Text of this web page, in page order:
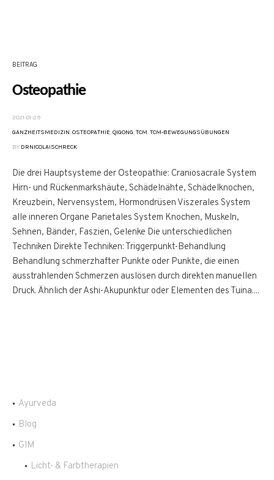
BEITRAG
Osteopathie
2021-01-29
GANZHEITSMEDIZIN,OSTEOPATHIE,QIGONG,TCM,TCM-BEWEGUNGSÜBUNGEN
BY DRNICOLAISCHRECK
Die drei Hauptsysteme der Osteopathie: Craniosacrale System
Hirn- und Rückenmarkshäute, Schädelnähte, Schädelknochen,
Kreuzbein, Nervensystem, Hormondrüsen Viszerales System
alle inneren Organe Parietales System Knochen, Muskeln,
Sehnen, Bänder, Faszien, Gelenke Die unterschiedlichen
Techniken Direkte Techniken: Triggerpunkt-Behandlung
Behandlung schmerzhafter Punkte oder Punkte, die einen
ausstrahlenden Schmerzen auslösen durch direkten manuellen
Druck. Ähnlich der Ashi-Akupunktur oder Elementen des Tuina....
Ayurveda
Blog
GIM
Licht- & Farbtherapien